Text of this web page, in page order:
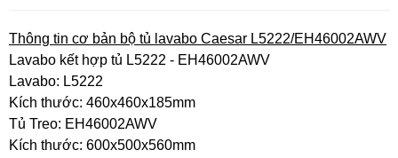
Thông tin cơ bản bộ tủ lavabo Caesar L5222/EH46002AWV
Lavabo kết hợp tủ L5222 - EH46002AWV
Lavabo: L5222
Kích thước: 460x460x185mm
Tủ Treo: EH46002AWV
Kích thước: 600x500x560mm